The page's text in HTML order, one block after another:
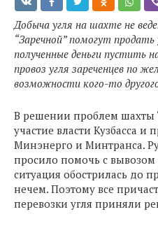
Добыча угля на шахте не
“Заречной” помогут
полученные деньги пустить
провоз угля зареченцев по
возможности кого-то
В решении проблем шахты
участие власти Кузбасса и
Минэнерго и Минтранса.
просило помочь с вывозом
ситуация обострилась до
нечем. Поэтому все
перевозки угля приняли